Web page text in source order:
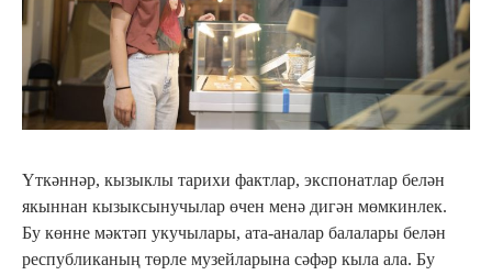
Үткәннәр, кызыклы тарихи фактлар, экспонатлар белән
якыннан кызыксынучылар өчен менә дигән мөмкинлек.
Бу көнне мәктәп укучылары, ата-аналар балалары белән
республиканың төрле музейларына сәфәр кыла ала. Бу